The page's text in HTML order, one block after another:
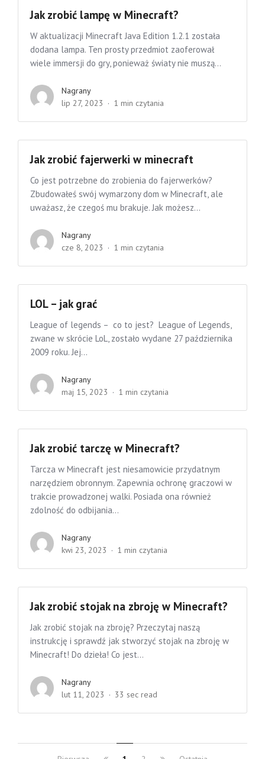
Jak zrobić lampę w Minecraft?
W aktualizacji Minecraft Java Edition 1.2.1 została
dodana lampa. Ten prosty przedmiot zaoferował
wiele immersji do gry, ponieważ światy nie muszą...
Nagrany
lip 27, 2023
1 min czytania
Jak zrobić fajerwerki w minecraft
Co jest potrzebne do zrobienia do fajerwerków?
Zbudowałeś swój wymarzony dom w Minecraft, ale
uważasz, że czegoś mu brakuje. Jak możesz...
Nagrany
cze 8, 2023
1 min czytania
LOL – jak grać
League of legends – co to jest? League of Legends,
zwane w skrócie LoL, zostało wydane 27 października
2009 roku. Jej...
Nagrany
maj 15, 2023
1 min czytania
Jak zrobić tarczę w Minecraft?
Tarcza w Minecraft jest niesamowicie przydatnym
narzędziem obronnym. Zapewnia ochronę graczowi w
trakcie prowadzonej walki. Posiada ona również
zdolność do odbijania...
Nagrany
kwi 23, 2023
1 min czytania
Jak zrobić stojak na zbroję w Minecraft?
Jak zrobić stojak na zbroję? Przeczytaj naszą
instrukcję i sprawdź jak stworzyć stojak na zbroję w
Minecraft! Do dzieła! Co jest...
Nagrany
lut 11, 2023
33 sec read